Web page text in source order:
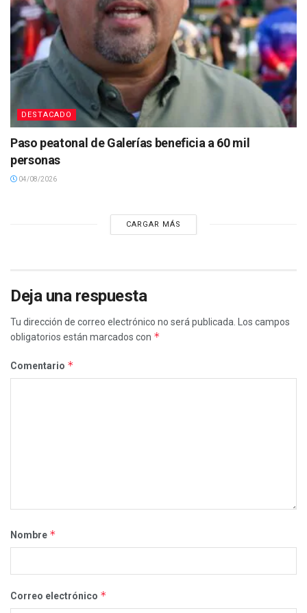
DESTACADO
Paso peatonal de Galerías beneficia a 60 mil
personas
04/08/2026
CARGAR MÁS
Deja una respuesta
Tu dirección de correo electrónico no será publicada.
Los campos
obligatorios están marcados con *
Comentario *
Nombre *
Correo electrónico *